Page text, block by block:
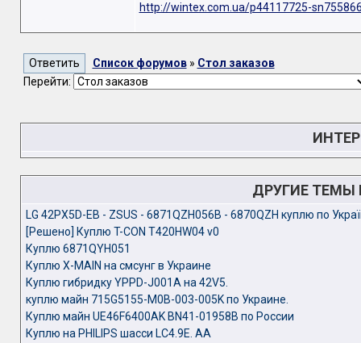
http://wintex.com.ua/p44117725-
Список форумов» Стол заказов
Перейти:
ДРУГИЕ ТЕМЫ
LG 42PX5D-EB - ZSUS - 6871QZH056B - 6870QZH куплю по
[Решено] Куплю T-CON T420HW04 v0
Куплю 6871QYH051
Куплю X-MAIN на смсунг в Украине
Куплю гибридку YPPD-J001A на 42V5.
куплю майн 715G5155-M0B-003-005K по Украине.
Куплю майн UE46F6400AK BN41-01958B по России
Куплю на PHILIPS шасси LC4.9E. AA